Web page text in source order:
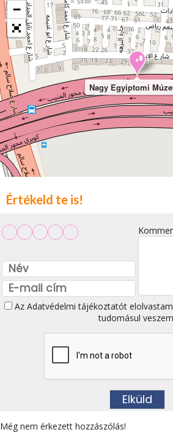
Nagy Egyiptomi
−
Értékeld te is!
Az Adatvédelmi tájékoztatót
tudomásul
Még nem érkezett hozzászólás!